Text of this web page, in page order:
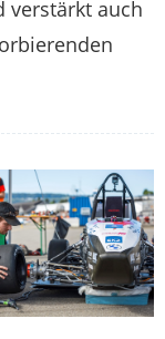
verstärkt auch